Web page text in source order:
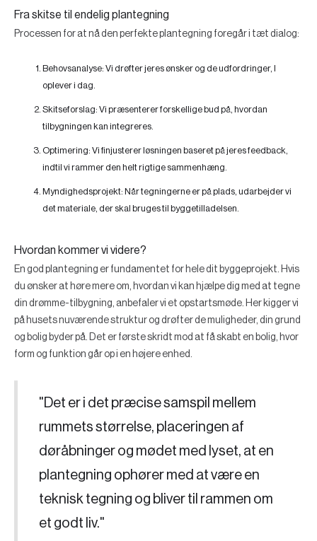
Fra skitse til endelig plantegning
Processen for at nå den perfekte plantegning foregår i tæt dialog:
Behovsanalyse: Vi drøfter jeres ønsker og de udfordringer, I
oplever i dag.
Skitseforslag: Vi præsenterer forskellige bud på, hvordan
tilbygningen kan integreres.
Optimering: Vi finjusterer løsningen baseret på jeres feedback,
indtil vi rammer den helt rigtige sammenhæng.
Myndighedsprojekt: Når tegningerne er på plads, udarbejder vi
det materiale, der skal bruges til byggetilladelsen.
Hvordan kommer vi videre?
En god plantegning er fundamentet for hele dit byggeprojekt. Hvis
du ønsker at høre mere om, hvordan vi kan hjælpe dig med at tegne
din drømme-tilbygning, anbefaler vi et opstartsmøde. Her kigger vi
på husets nuværende struktur og drøfter de muligheder, din grund
og bolig byder på. Det er første skridt mod at få skabt en bolig, hvor
form og funktion går op i en højere enhed.
"Det er i det præcise samspil mellem
rummets størrelse, placeringen af
døråbninger og mødet med lyset, at en
plantegning ophører med at være en
teknisk tegning og bliver til rammen om
et godt liv."